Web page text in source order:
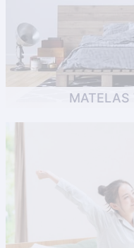
MATELAS
Pourtant, une fois
dessus devant un